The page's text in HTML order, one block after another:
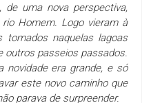
de uma nova perspectiva,
Homem. Logo vieram à
tomados naquelas lagoas
outros passeios passados.
novidade era grande, e só
este novo caminho que
parava de surpreender.